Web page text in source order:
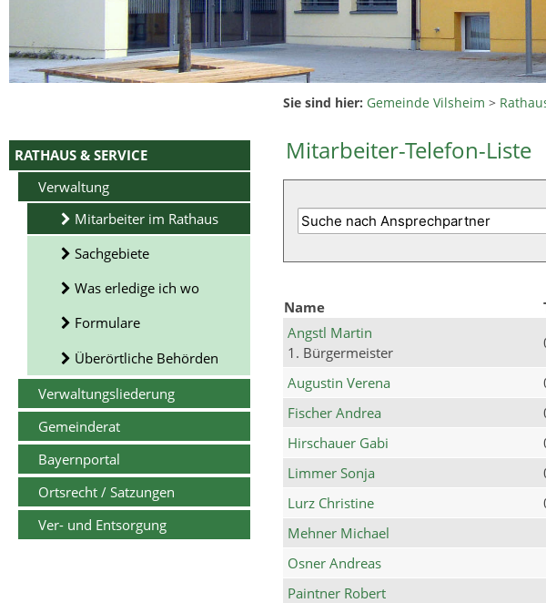
RATHAUS & SERVICE
Verwaltung
Mitarbeiter im Rathaus
Sachgebiete
Was erledige ich wo
Formulare
Überörtliche Behörden
Verwaltungsliederung
Gemeinderat
Bayernportal
Ortsrecht / Satzungen
Ver- und Entsorgung
Sie sind hier: Gemeinde Vilsheim >
Mitarbeiter-Telefon-Liste
Name
Angstl Martin
1. Bürgermeister
Augustin Verena
Fischer Andrea
Hirschauer Gabi
Limmer Sonja
Lurz Christine
Mehner Michael
Osner Andreas
Paintner Robert